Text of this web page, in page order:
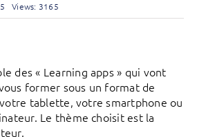
Views: 3165
des « Learning apps » qui vont
former sous un format de
tablette, votre smartphone ou
Le thème choisit est la